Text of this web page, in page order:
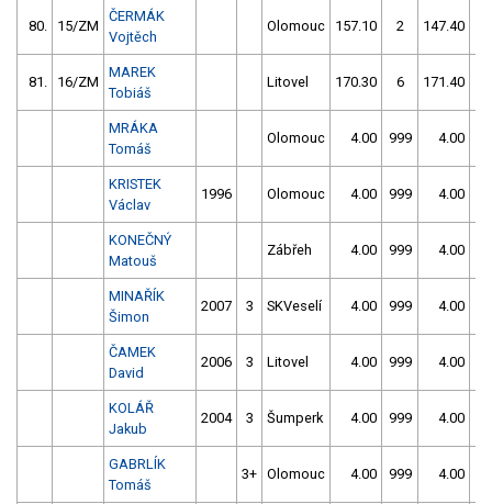
80. 15/ZM
ČERMÁK
Vojtěch
Olomouc 157.10 2 147.40
81. 16/ZM
MAREK
Tobiáš
Litovel 170.30 6 171.40
MRÁKA
Tomáš
Olomouc 4.00 999 4.00
KRISTEK
Václav
1996 Olomouc 4.00 999 4.00
KONEČNÝ
Matouš
Zábřeh 4.00 999 4.00
MINAŘÍK
Šimon
2007 3 SKVeselí 4.00 999 4.00
ČAMEK
David
2006 3 Litovel 4.00 999 4.00
KOLÁŘ
Jakub
2004 3 Šumperk 4.00 999 4.00
GABRLÍK
Tomáš
3+ Olomouc 4.00 999 4.00